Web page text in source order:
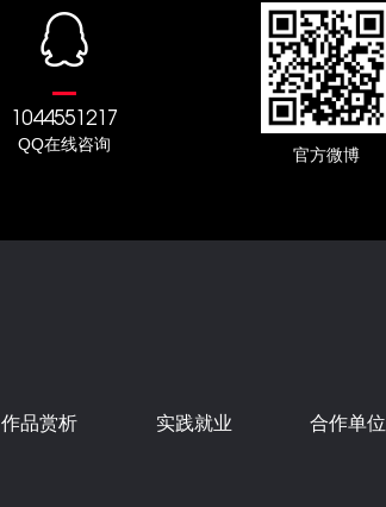
1044551217
QQ在线咨询
官方微博
作品赏析 实践就业
合作单位